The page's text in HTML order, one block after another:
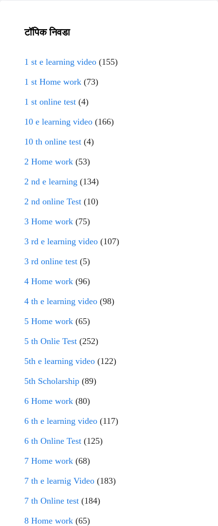
टॉपिक निवडा
1 st e learning video (155)
1 st Home work (73)
1 st online test (4)
10 e learning video (166)
10 th online test (4)
2 Home work (53)
2 nd e learning (134)
2 nd online Test (10)
3 Home work (75)
3 rd e learning video (107)
3 rd online test (5)
4 Home work (96)
4 th e learning video (98)
5 Home work (65)
5 th Onlie Test (252)
5th e learning video (122)
5th Scholarship (89)
6 Home work (80)
6 th e learning video (117)
6 th Online Test (125)
7 Home work (68)
7 th e learnig Video (183)
7 th Online test (184)
8 Home work (65)